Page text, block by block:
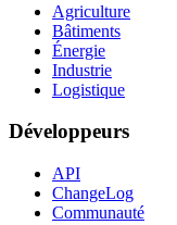
Agriculture
Bâtiments
Énergie
Industrie
Logistique
Développeurs
API
ChangeLog
Communauté